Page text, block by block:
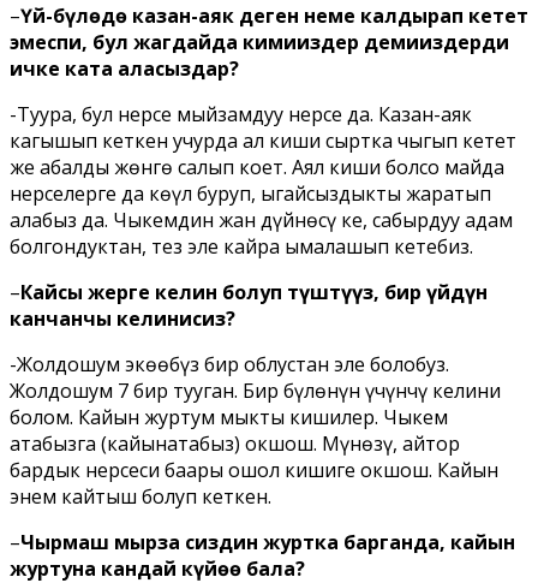
–Үй-бүлөдө казан-аяк деген неме калдырап кетет
эмеспи, бул жагдайда кимиңиздер демиңиздерди
ичке ката аласыздар?
-Туура, бул нерсе мыйзамдуу нерсе да. Казан-аяк
кагышып кеткен учурда ал киши сыртка чыгып кетет
же абалды жөнгө салып коет. Аял киши болсо майда
нерселерге да көңүл буруп, ыңгайсыздыкты жаратып
алабыз да. Чыкемдин жан дүйнөсү кең, сабырдуу адам
болгондуктан, тез эле кайра ымалашып кетебиз.
–Кайсы жерге келин болуп түштүңүз, бир үйдүн
канчанчы келинисиз?
-Жолдошум экөөбүз бир облустан эле болобуз.
Жолдошум 7 бир тууган. Бир бүлөнүн үчүнчү келини
болом. Кайын журтум мыкты кишилер. Чыкем
атабызга (кайынатабыз) окшош. Мүнөзү, айтор
бардык нерсеси баары ошол кишиге окшош. Кайын
энем кайтыш болуп кеткен.
–Чырмаш мырза сиздин журтка барганда, кайын
журтуна кандай күйөө бала?